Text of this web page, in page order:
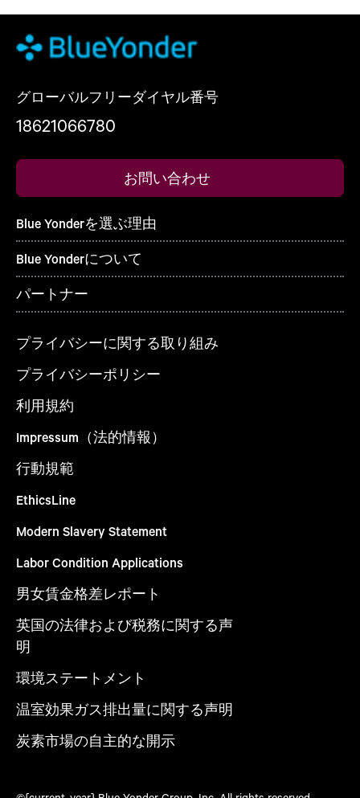
グローバルフリーダイヤル番号
18621066780
お問い合わせ
Blue Yonderを選ぶ理由
Blue Yonderについて
パートナー
プライバシーに関する取り組み
プライバシーポリシー
利用規約
Impressum（法的情報）
行動規範
EthicsLine
Modern Slavery Statement
Labor Condition Applications
男女賃金格差レポート
英国の法律および税務に関する声
明
環境ステートメント
温室効果ガス排出量に関する声明
炭素市場の自主的な開示